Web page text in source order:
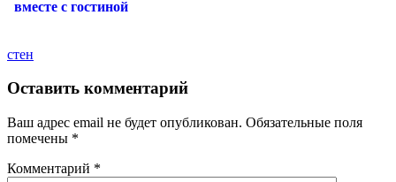
вместе с гостиной
стен
Оставить комментарий
Ваш адрес email не будет опубликован. Обязательные поля
помечены *
Комментарий *